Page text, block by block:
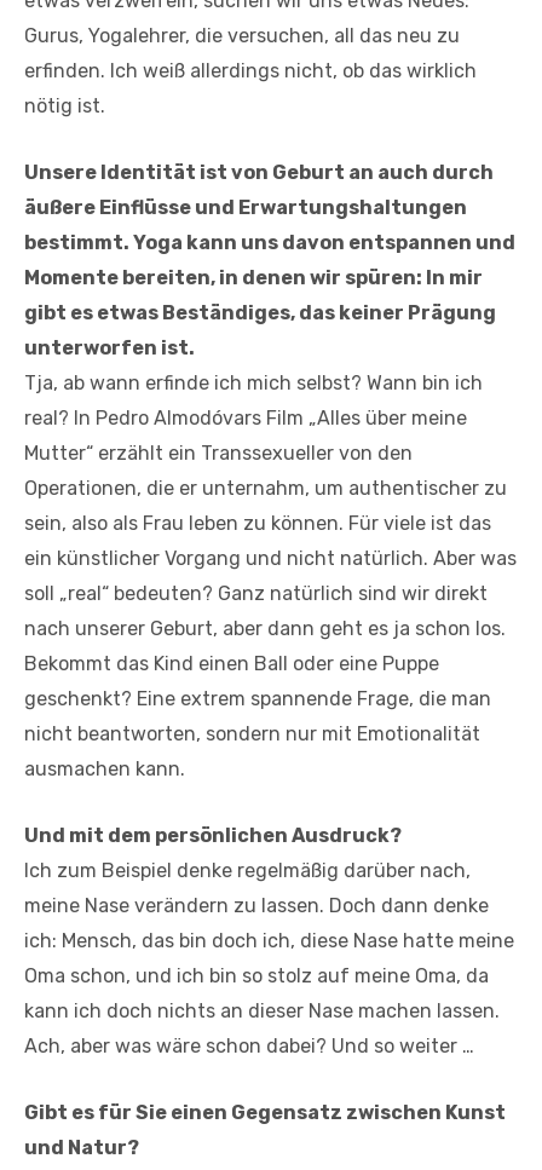
Gurus, Yogalehrer, die versuchen, all das neu zu
erfinden. Ich weiß allerdings nicht, ob das wirklich
nötig ist.
Unsere Identität ist von Geburt an auch durch
äußere Einflüsse und Erwartungshaltungen
bestimmt. Yoga kann uns davon entspannen und
Momente bereiten, in denen wir spüren: In mir
gibt es etwas Beständiges, das keiner Prägung
unterworfen ist.
Tja, ab wann erfinde ich mich selbst? Wann bin ich
real? In Pedro Almodóvars Film „Alles über meine
Mutter“ erzählt ein Transsexueller von den
Operationen, die er unternahm, um authentischer zu
sein, also als Frau leben zu können. Für viele ist das
ein künstlicher Vorgang und nicht natürlich. Aber was
soll „real“ bedeuten? Ganz natürlich sind wir direkt
nach unserer Geburt, aber dann geht es ja schon los.
Bekommt das Kind einen Ball oder eine Puppe
geschenkt? Eine extrem spannende Frage, die man
nicht beantworten, sondern nur mit Emotionalität
ausmachen kann.
Und mit dem persönlichen Ausdruck?
Ich zum Beispiel denke regelmäßig darüber nach,
meine Nase verändern zu lassen. Doch dann denke
ich: Mensch, das bin doch ich, diese Nase hatte meine
Oma schon, und ich bin so stolz auf meine Oma, da
kann ich doch nichts an dieser Nase machen lassen.
Ach, aber was wäre schon dabei? Und so weiter …
Gibt es für Sie einen Gegensatz zwischen Kunst
und Natur?